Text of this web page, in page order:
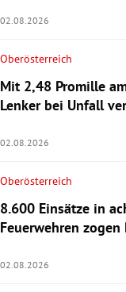
02.08.2026
Oberösterreich
Mit 2,48 Promille
Lenker bei Unfall
02.08.2026
Oberösterreich
8.600 Einsätze in
Feuerwehren zogen
02.08.2026